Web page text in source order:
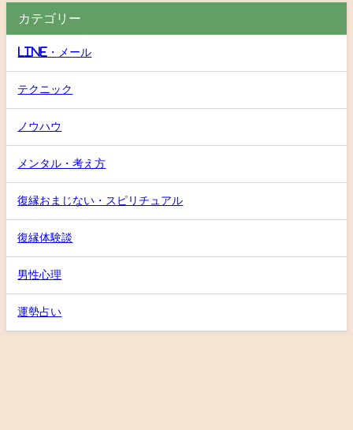
カテゴリー
LINE・メール
テクニック
ノウハウ
メンタル・考え方
復縁おまじない・スピリチュアル
復縁体験談
男性心理
運勢占い